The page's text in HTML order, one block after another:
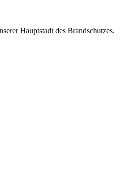
Hauptstadt des Brandschutzes.